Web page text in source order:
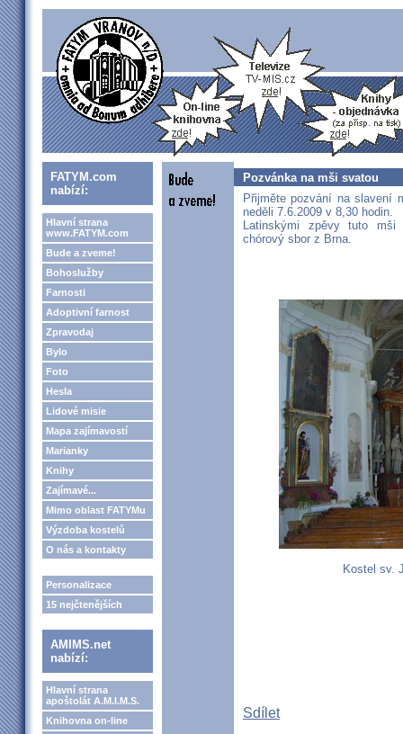
FATYM.com
nabízí:
Hlavní strana
www.FATYM.com
Bude a zveme!
Bohoslužby
Farnosti
Adoptivní farnost
Zpravodaj
Bylo
Foto
Hesla
Lidové misie
Mapa zajímavostí
Marianky
Knihy
Zajímavé...
Mimo oblast FATYMu
Výzdoba kostelů
O nás a kontakty
Personalizace
15 nejčtenějších
AMIMS.net
nabízí:
Hlavní strana
apoštolát A.M.I.M.S.
Knihovna on-line
Pozvánka na mši svatou
Přijměte pozvání na slavení
neděli 7.6.2009 v 8,30 hodin.
Latinskými zpěvy tuto mši
chórový sbor z Brna.
Kostel sv.
Sdílet